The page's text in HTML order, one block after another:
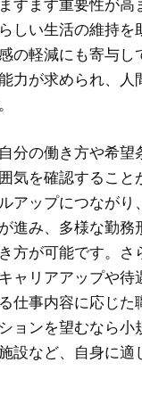
すます重要性が
しい生活の維持を
の軽減にも寄与
力が求められ、
分の働き方や希
気を確認するこ
アップにつなが
進み、多様な勤
方が可能です。さ
ャリアアップや
仕事内容に応じ
ョンを望むなら
設など、自身に